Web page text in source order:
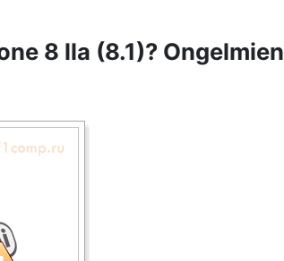
8 lla (8.1)? Ongelmien